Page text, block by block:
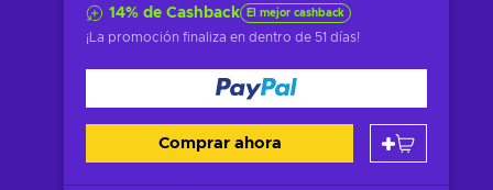
14% de Cashback El mejor cashback
¡La promoción finaliza en dentro de 51 días!
Comprar ahora